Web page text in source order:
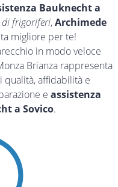
Bauknecht a
frigoriferi,Archimede
migliore per te!
in modo veloce
Brianza rappresenta
qualità, affidabilità e
e assistenza
a Sovico.